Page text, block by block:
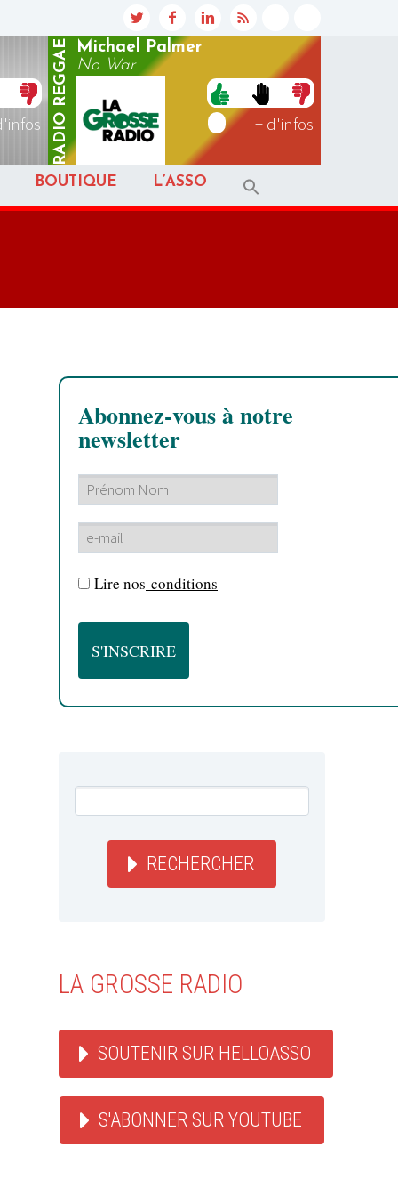
RADIO
REGGAE
Michael Palmer
No War
+ d'infos
BOUTIQUE L’ASSO
Abonnez-vous à notre
newsletter
Lire nos conditions
RECHERCHER
LA GROSSE RADIO
SOUTENIR SUR HELLOASSO
S'ABONNER SUR YOUTUBE